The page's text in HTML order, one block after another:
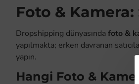
Foto & Kamera:
Dropshipping dünyasında foto &
yapılmakta; erken davranan
yapın.
Hangi Foto &